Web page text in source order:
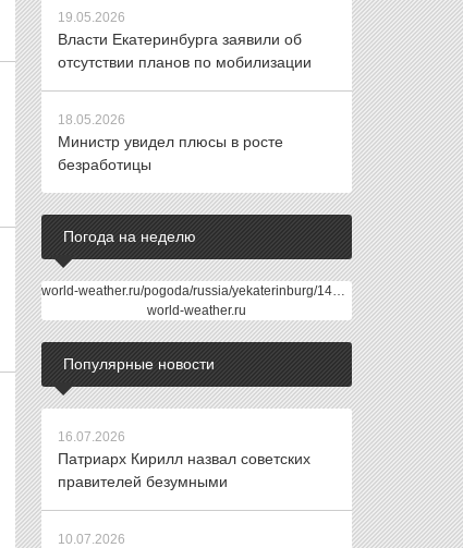
19.05.2026
Власти Екатеринбурга заявили об
отсутствии планов по мобилизации
18.05.2026
Министр увидел плюсы в росте
безработицы
Погода на неделю
world-weather.ru/pogoda/russia/yekaterinburg/14days/
world-weather.ru
Популярные новости
16.07.2026
Патриарх Кирилл назвал советских
правителей безумными
10.07.2026